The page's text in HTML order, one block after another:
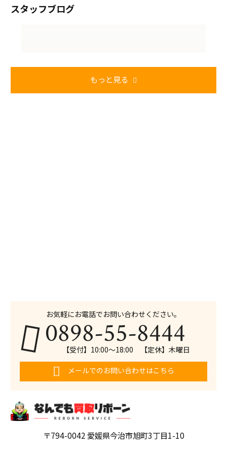
スタッフブログ
もっと見る
〒794-0042 愛媛県今治市旭町3丁目1-10
お気軽にお電話でお問い合わせください。
0898-55-8444
【受付】10:00〜18:00 【定休】木曜日
メールでのお問い合わせはこちら